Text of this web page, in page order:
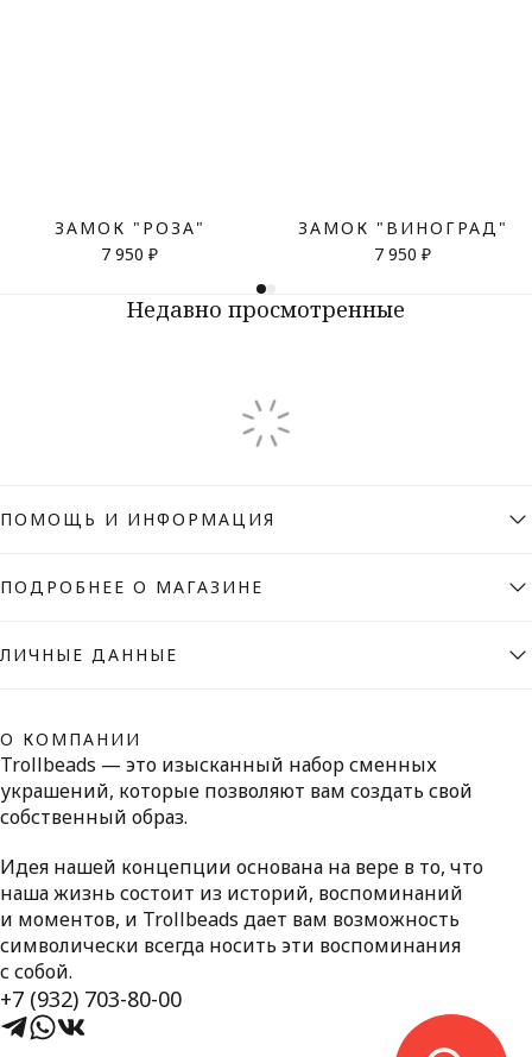
ЗАМОК "РОЗА"
7 950 ₽
ЗАМОК "ВИНОГРАД"
7 950 ₽
Недавно просмотренные
ПОМОЩЬ И ИНФОРМАЦИЯ
ПОДРОБНЕЕ О МАГАЗИНЕ
ЛИЧНЫЕ ДАННЫЕ
О КОМПАНИИ
Trollbeads — это изысканный набор сменных
украшений, которые позволяют вам создать свой
собственный образ.
Идея нашей концепции основана на вере в то, что
наша жизнь состоит из историй, воспоминаний
и моментов, и Trollbeads дает вам возможность
символически всегда носить эти воспоминания
с собой.
+7 (932) 703-80-00